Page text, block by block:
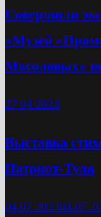
Cовершили
«Музей
Мосоловых»
27.04.2023
Выставка
Патриот-Тула
04.07.2023